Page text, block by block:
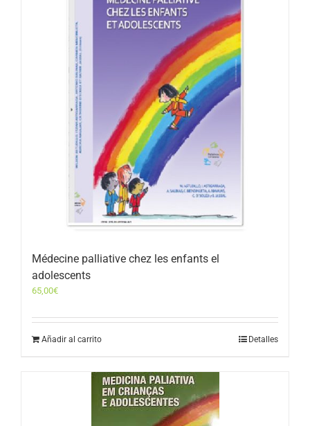
Médecine palliative chez les enfants el
adolescents
65,00€
Añadir al carrito Detalles